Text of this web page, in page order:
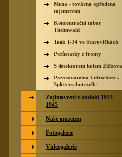
Muna - továrna opředená
tajemstvím
Koncentrační tábor
Theimwald
Tank T-34 ve Starovičkách
Pozůstatky z fronty
S detektorem kolem Žižkova
Pozorovatelna Luftschutz -
Splitterschutzzelle
Zajímavosti z období 1933 -
1945
Naše muzeum
Fotogalerie
Videogalerie